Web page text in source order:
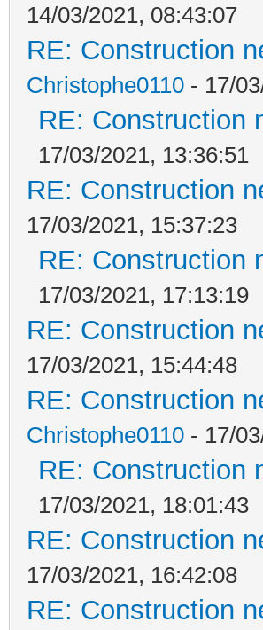
14/03/2021, 08:43:07
RE: Construction
Christophe0110 - 17/
RE: Construction
17/03/2021, 13:36:51
RE: Construction
17/03/2021, 15:37:23
RE: Construction
17/03/2021, 17:13:19
RE: Construction
17/03/2021, 15:44:48
RE: Construction
Christophe0110 - 17/
RE: Construction
17/03/2021, 18:01:43
RE: Construction
17/03/2021, 16:42:08
RE: Construction